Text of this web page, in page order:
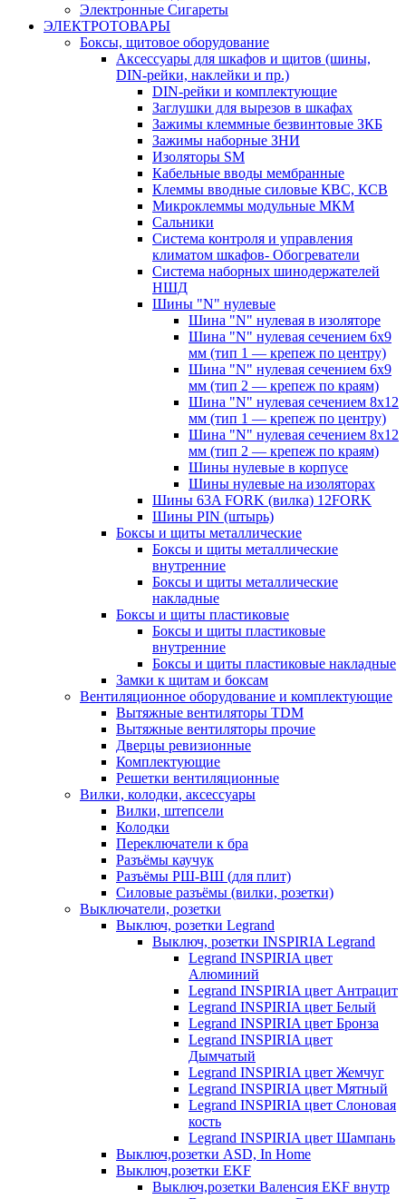
Электронные Сигареты
ЭЛЕКТРОТОВАРЫ
Боксы, щитовое оборудование
Аксессуары для шкафов и щитов (шины,
DIN-рейки, наклейки и пр.)
DIN-рейки и комплектующие
Заглушки для вырезов в шкафах
Зажимы клеммные безвинтовые ЗКБ
Зажимы наборные ЗНИ
Изоляторы SM
Кабельные вводы мембранные
Клеммы вводные силовые КВС, КСВ
Микроклеммы модульные МКМ
Сальники
Система контроля и управления
климатом шкафов- Обогреватели
Система наборных шинодержателей
НШД
Шины "N" нулевые
Шина "N" нулевая в изоляторе
Шина "N" нулевая сечением 6х9
мм (тип 1 — крепеж по центру)
Шина "N" нулевая сечением 6х9
мм (тип 2 — крепеж по краям)
Шина "N" нулевая сечением 8х12
мм (тип 1 — крепеж по центру)
Шина "N" нулевая сечением 8х12
мм (тип 2 — крепеж по краям)
Шины нулевые в корпусе
Шины нулевые на изоляторах
Шины 63A FORK (вилка) 12FORK
Шины PIN (штырь)
Боксы и щиты металлические
Боксы и щиты металлические
внутренние
Боксы и щиты металлические
накладные
Боксы и щиты пластиковые
Боксы и щиты пластиковые
внутренние
Боксы и щиты пластиковые накладные
Замки к щитам и боксам
Вентиляционное оборудование и комплектующие
Вытяжные вентиляторы TDM
Вытяжные вентиляторы прочие
Дверцы ревизионные
Комплектующие
Решетки вентиляционные
Вилки, колодки, аксессуары
Вилки, штепсели
Колодки
Переключатели к бра
Разъёмы каучук
Разъёмы РШ-ВШ (для плит)
Силовые разъёмы (вилки, розетки)
Выключатели, розетки
Выключ, розетки Legrand
Выключ, розетки INSPIRIA Legrand
Legrand INSPIRIA цвет
Алюминий
Legrand INSPIRIA цвет Антрацит
Legrand INSPIRIA цвет Белый
Legrand INSPIRIA цвет Бронза
Legrand INSPIRIA цвет
Дымчатый
Legrand INSPIRIA цвет Жемчуг
Legrand INSPIRIA цвет Мятный
Legrand INSPIRIA цвет Слоновая
кость
Legrand INSPIRIA цвет Шампань
Выключ,розетки ASD, In Home
Выключ,розетки EKF
Выключ,розетки Валенсия EKF внутр